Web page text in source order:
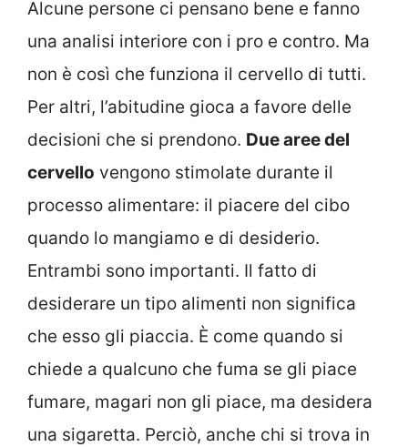
Alcune persone ci pensano bene e fanno
una analisi interiore con i pro e contro. Ma
non è così che funziona il cervello di tutti.
Per altri, l’abitudine gioca a favore delle
decisioni che si prendono. Due aree del
cervello vengono stimolate durante il
processo alimentare: il piacere del cibo
quando lo mangiamo e di desiderio.
Entrambi sono importanti. Il fatto di
desiderare un tipo alimenti non significa
che esso gli piaccia. È come quando si
chiede a qualcuno che fuma se gli piace
fumare, magari non gli piace, ma desidera
una sigaretta. Perciò, anche chi si trova in